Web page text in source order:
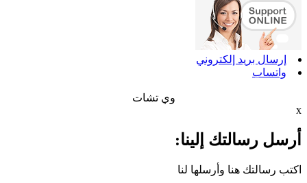
إرسال بريد إلكتروني
واتساب
وي تشات
x
أرسل رسالتك إلينا:
اكتب رسالتك هنا وأرسلها لنا